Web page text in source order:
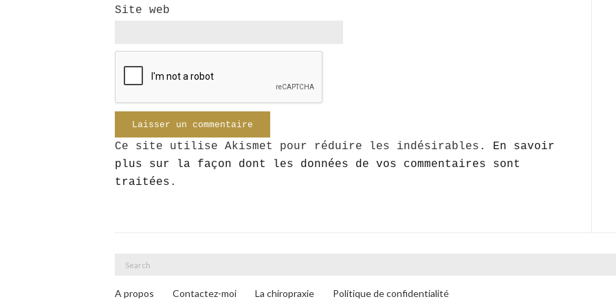
Site web
Ce site utilise Akismet pour réduire les indésirables. En savoir
plus sur la façon dont les données de vos commentaires sont
traitées .
A propos Contactez-moi La chiropraxie Politique de confidentialité